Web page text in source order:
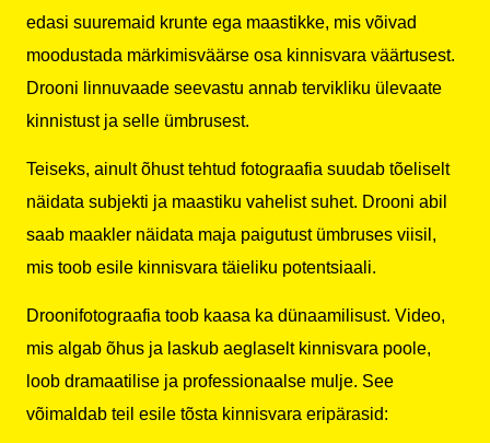
edasi suuremaid krunte ega maastikke, mis võivad
moodustada märkimisväärse osa kinnisvara väärtusest.
Drooni linnuvaade seevastu annab tervikliku ülevaate
kinnistust ja selle ümbrusest.
Teiseks, ainult õhust tehtud fotograafia suudab tõeliselt
näidata subjekti ja maastiku vahelist suhet. Drooni abil
saab maakler näidata maja paigutust ümbruses viisil,
mis toob esile kinnisvara täieliku potentsiaali.
Droonifotograafia toob kaasa ka dünaamilisust. Video,
mis algab õhus ja laskub aeglaselt kinnisvara poole,
loob dramaatilise ja professionaalse mulje. See
võimaldab teil esile tõsta kinnisvara eripärasid: